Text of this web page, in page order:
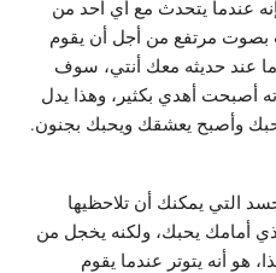
عندما يتحدث مع أي أحد من
مرتفع من أجل أن يقوم
عند حديثه معك أنتي، سوف
أصبحت أهدي بكثير، وهذا يدل
وأصبح يعشقك ويحبك بجنون.
التي يمكنك أن تلاحظيها
أمامك يحبك، ولكنه يخجل من
هو أنه يتوتر عندما يقوم